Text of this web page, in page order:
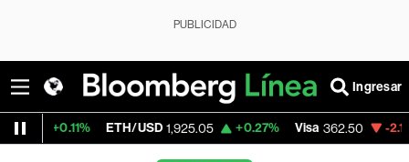
PUBLICIDAD
Ingresar
ETH/USD 1,925.05 +0.27% Visa 362.50 -2.15%